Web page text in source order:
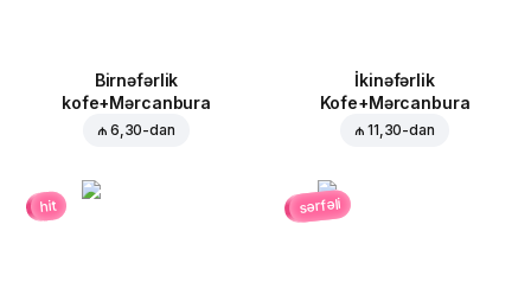
Birnəfərlik
kofe+Mərcanbura
₼ 6,30-dan
İkinəfərlik
Kofe+Mərcanbura
₼ 11,30-dan
hit sərfəli